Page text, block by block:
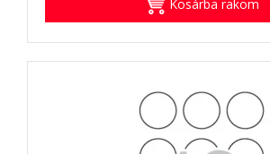
Kosárba rakom